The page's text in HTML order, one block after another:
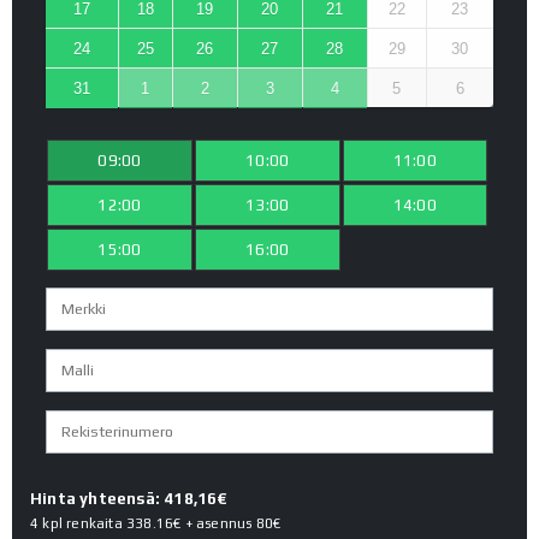
17 18 19 20 21 22 23
24 25 26 27 28 29 30
31 1 2 3 4 5 6
09:00 10:00 11:00
12:00 13:00 14:00
15:00 16:00
Hinta yhteensä: 418,16€
4 kpl renkaita 338.16€ + asennus 80€